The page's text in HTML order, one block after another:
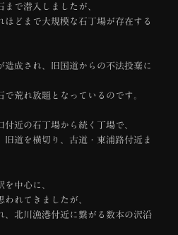
で潜入しましたが、
どまで大規模な石丁場が存在する
造成され、旧国道からの不法投棄に
荒れ放題となっているのです。
近の石丁場から続く丁場で、
旧道を横切り、古道・東浦路付近ま
中心に、
れてきましたが、
、北川漁港付近に繋がる数本の沢沿